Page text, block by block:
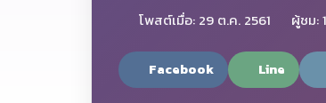
โพสต์เมื่อ: 29 ต.ค. 2561 ผู้ชม:
Facebook Line